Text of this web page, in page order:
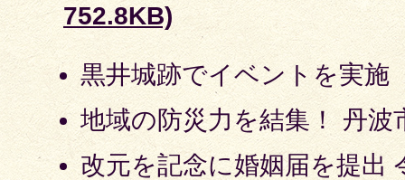
752.8KB)
黒井城跡でイベントを実施
地域の防災力を結集！ 丹波
改元を記念に婚姻届を提出